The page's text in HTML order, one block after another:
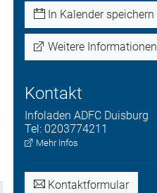
In Kalender speichern
Weitere Informationen
Kontakt
Infoladen ADFC Duisburg
Tel: 0203774211
Mehr Infos
Kontaktformular